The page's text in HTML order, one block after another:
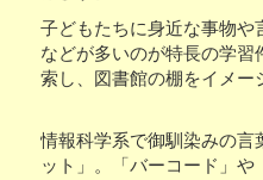
子どもたちに身近な事物や
などが多いのが特長の学
索し、図書館の棚をイメー
情報科学系で御馴染みの言
ット」。「バーコード」